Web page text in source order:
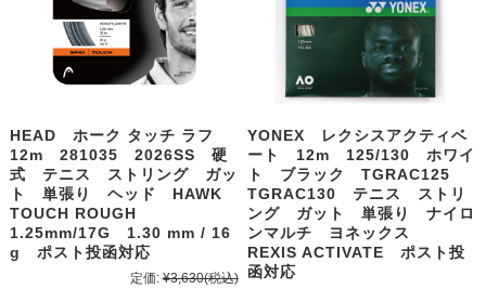
HEAD ホーク タッチ ラフ
12m 281035 2026SS 硬
式 テニス ストリング ガッ
ト 単張り ヘッド HAWK
TOUCH ROUGH
1.25mm/17G 1.30 mm / 16
g ポスト投函対応
定価: ¥3,630(税込)
YONEX レクシスアクティベ
ート 12m 125/130 ホワイ
ト ブラック TGRAC125
TGRAC130 テニス ストリ
ング ガット 単張り ナイロ
ンマルチ ヨネックス
REXIS ACTIVATE ポスト投
函対応